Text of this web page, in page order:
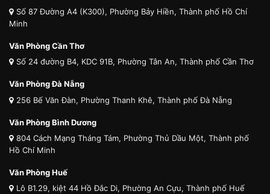
Số 87 Đường A4 (K300), Phường Bảy Hiền, Thành phố Hồ Chí
Minh
Văn Phòng Cần Thơ
Số 24 đường B4, KDC 91B, Phường Tân An, Thành phố Cần Thơ
Văn Phòng Đà Nẵng
256 Bế Văn Đàn, Phường Thanh Khê, Thành phố Đà Nẵng
Văn Phòng Bình Dương
804 Cách Mạng Tháng Tám, Phường Thủ Dầu Một, Thành phố
Hồ Chí Minh
Văn Phòng Huế
Lô B1.29, kiệt 44 Hồ Đắc Di, Phường An Cựu, Thành phố Huế